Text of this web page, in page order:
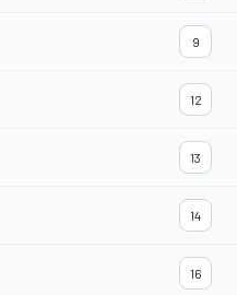
9
12
13
14
16